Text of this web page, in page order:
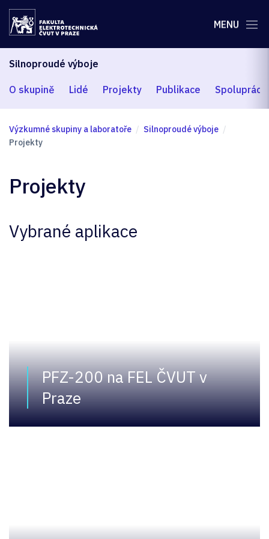
MENU
Silnoproudé výboje
O skupině Lidé Projekty Publikace Spolupráce
Výzkumné skupiny a laboratoře
Silnoproudé výboje
Projekty
Projekty
Vybrané aplikace
PFZ-200 na FEL ČVUT v
Praze